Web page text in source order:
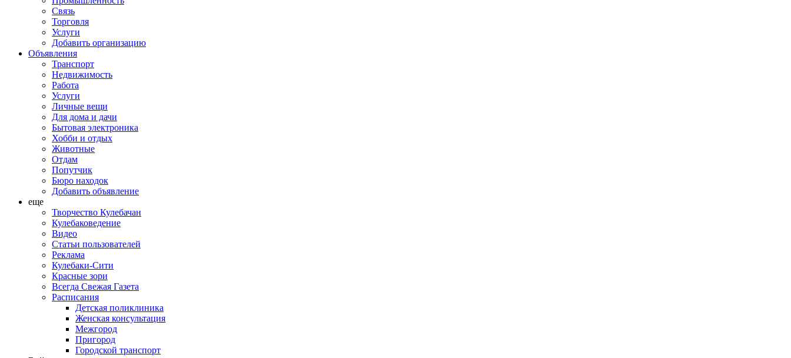
Связь
Торговля
Услуги
Добавить организацию
Объявления
Транспорт
Недвижимость
Работа
Услуги
Личные вещи
Для дома и дачи
Бытовая электроника
Хобби и отдых
Животные
Отдам
Попутчик
Бюро находок
Добавить объявление
еще
Творчество Кулебачан
Кулебаковедение
Видео
Статьи пользователей
Реклама
Кулебаки-Сити
Красные зори
Всегда Свежая Газета
Расписания
Детская поликлиника
Женская консультация
Межгород
Пригород
Городской транспорт